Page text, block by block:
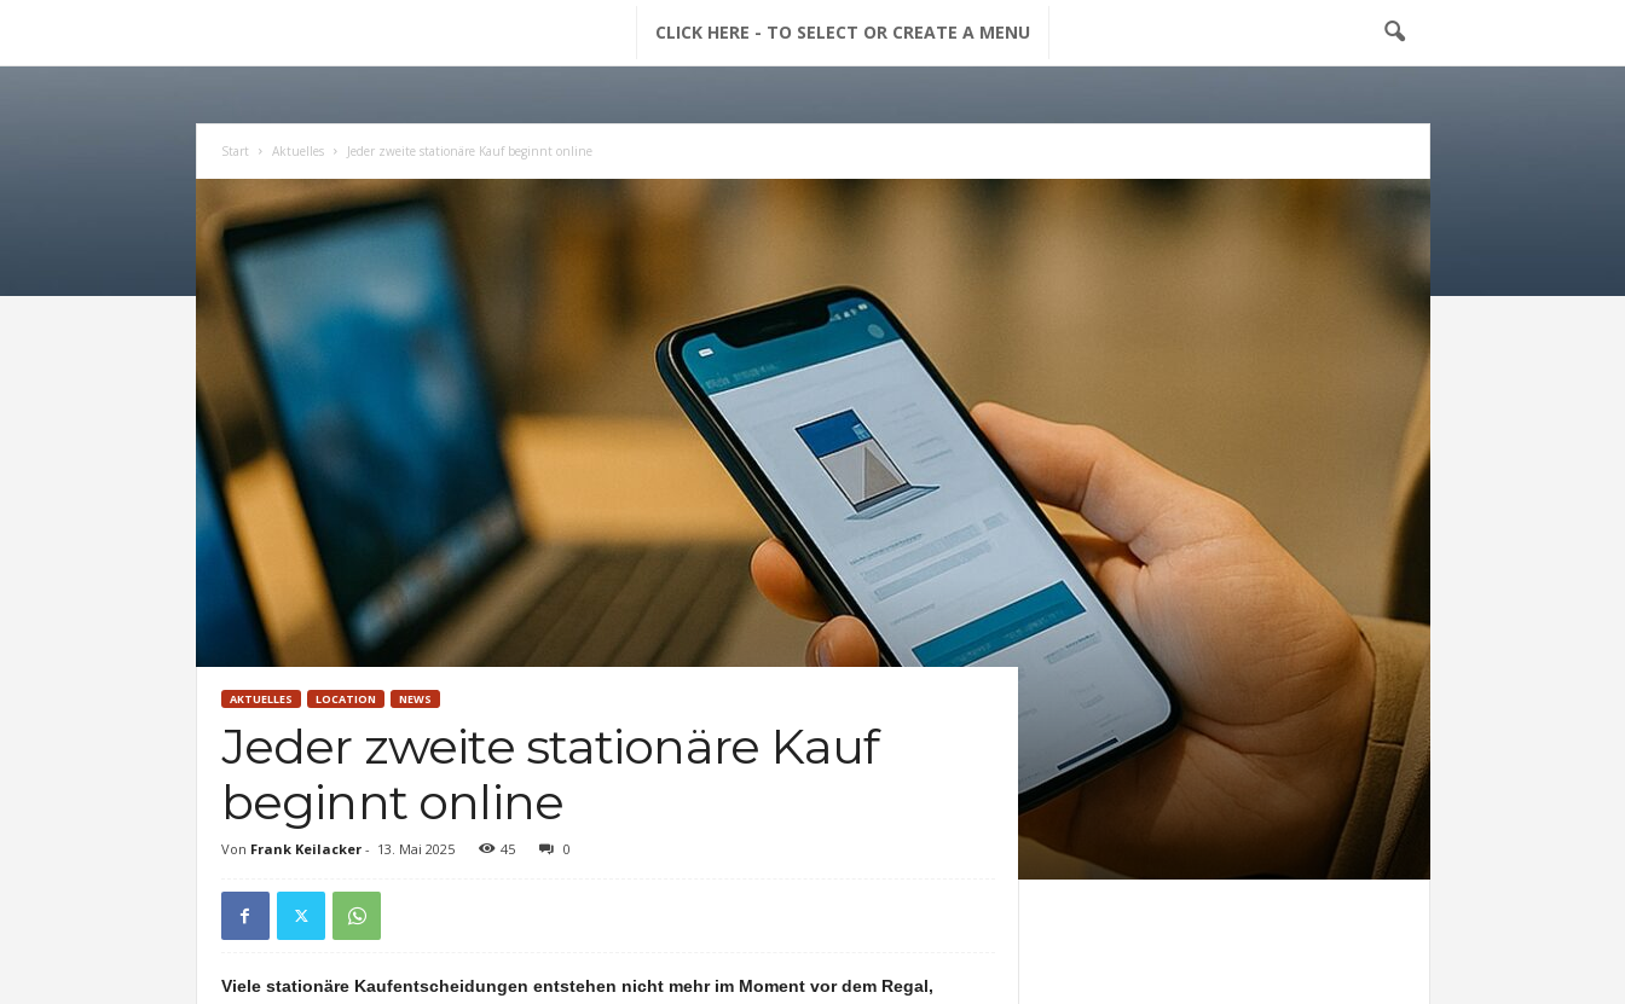
CLICK HERE - TO SELECT OR CREATE A MENU
Start Aktuelles Jeder zweite stationäre Kauf beginnt online
AKTUELLES LOCATION NEWS
Jeder zweite stationäre Kauf
beginnt online
Von Frank Keilacker- 13. Mai 2025 45 0
Viele stationäre Kaufentscheidungen entstehen nicht mehr im Moment vor dem Regal,